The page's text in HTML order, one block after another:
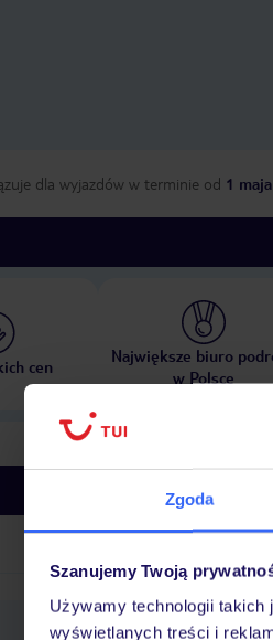
Zgoda
Szanujemy Twoją
Używamy technologii
wyświetlanych treści i
dla wyjazdów w terminie od 1
cen
Największe biuro
w Polsce
bezpośrednio przy plaży